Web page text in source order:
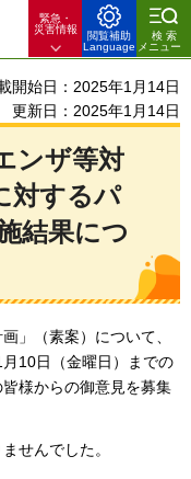
緊急・
災害情報
閲覧補助
Language
検索
メニュー
開始日：2025年1月14日
更新日：2025年1月14日
ンザ等対
対するパ
結果につ
」（素案）について、
10日（金曜日）までの
様からの御意見を募集
せんでした。